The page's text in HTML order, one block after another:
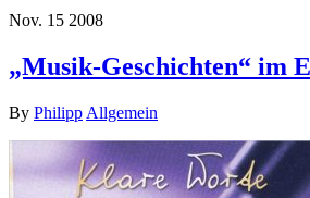
Nov. 15 2008
„Musik-Geschichten“ im
By Philipp Allgemein